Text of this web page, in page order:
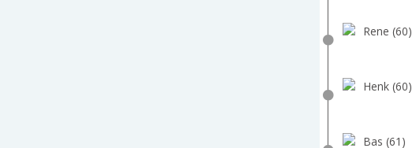
Rene (60)
Henk (60)
Bas (61)